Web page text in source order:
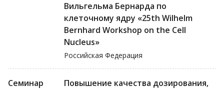
Вильгельма Бернарда по
клеточному ядру «25th Wilhelm
Bernhard Workshop on the Cell
Nucleus»
Российская Федерация
Семинар
Повышение качества дозирования,